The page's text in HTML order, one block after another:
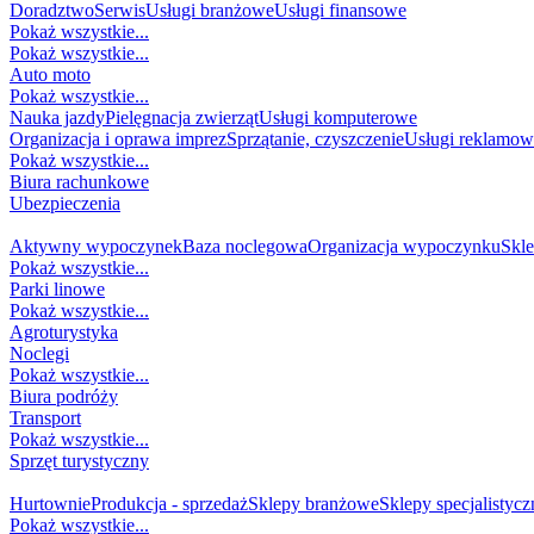
DoradztwoSerwisUsługi branżoweUsługi finansowe
Pokaż wszystkie...
Pokaż wszystkie...
Auto moto
Pokaż wszystkie...
Nauka jazdyPielęgnacja zwierzątUsługi komputerowe
Organizacja i oprawa imprezSprzątanie, czyszczenieUsługi
Pokaż wszystkie...
Biura rachunkowe
Ubezpieczenia
Aktywny wypoczynekBaza noclegowaOrganizacja wypoczynku
Pokaż wszystkie...
Parki linowe
Pokaż wszystkie...
Agroturystyka
Noclegi
Pokaż wszystkie...
Biura podróży
Transport
Pokaż wszystkie...
Sprzęt turystyczny
HurtownieProdukcja - sprzedażSklepy branżoweSklepy
Pokaż wszystkie...